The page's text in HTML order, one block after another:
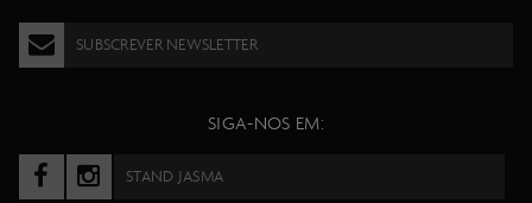
SUBSCREVER NEWSLETTER
SIGA-NOS EM:
STAND JASMA